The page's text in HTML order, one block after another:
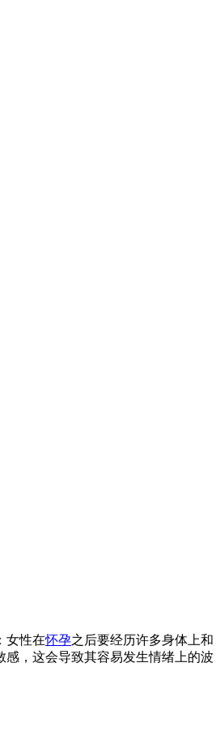
女性在怀孕之后要经历许多身体上和
，这会导致其容易发生情绪上的波